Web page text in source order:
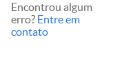
Encontrou algum
erro? Entre em
contato